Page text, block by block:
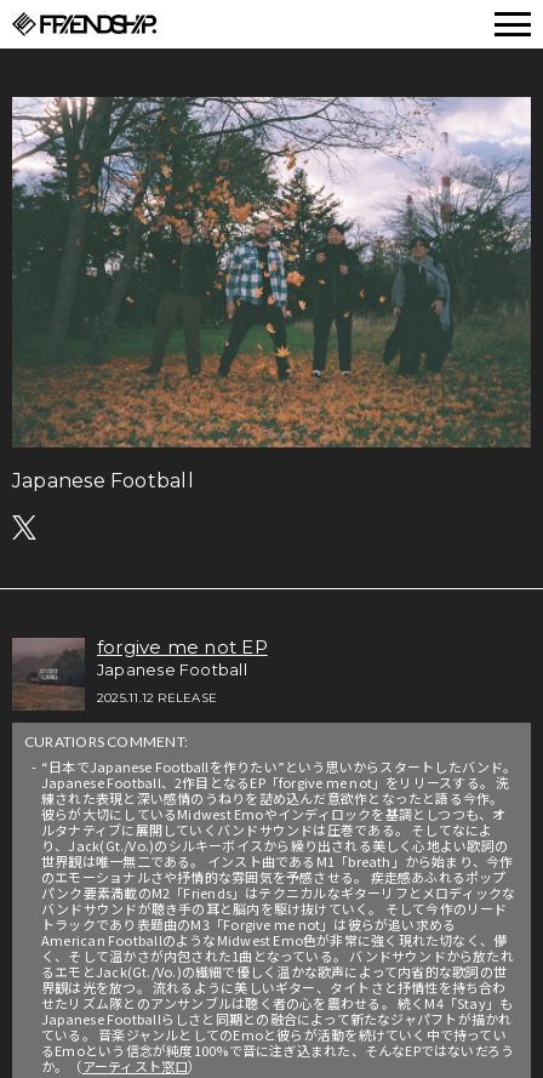
Japanese Football
forgive me not EP
Japanese Football
2025.11.12 RELEASE
CURATIORS COMMENT:
“日本でJapanese Footballを作りたい”という思いからスタートしたバンド。
Japanese Football、2作目となるEP「forgive me not」をリリースする。 洗
練された表現と深い感情のうねりを詰め込んだ意欲作となったと語る今作。
彼らが大切にしているMidwest Emoやインディロックを基調としつつも、オ
ルタナティブに展開していくバンドサウンドは圧巻である。 そしてなによ
り、Jack(Gt./Vo.)のシルキーボイスから繰り出される美しく心地よい歌詞の
世界観は唯一無二である。 インスト曲であるM1「breath」から始まり、今作
のエモーショナルさや抒情的な雰囲気を予感させる。 疾走感あふれるポップ
パンク要素満載のM2「Friends」はテクニカルなギターリフとメロディックな
バンドサウンドが聴き手の耳と脳内を駆け抜けていく。 そして今作のリード
トラックであり表題曲のM3「Forgive me not」は彼らが追い求める
American FootballのようなMidwest Emo色が非常に強く現れた切なく、儚
く、そして温かさが内包された1曲となっている。 バンドサウンドから放たれ
るエモとJack(Gt./Vo.)の繊細で優しく温かな歌声によって内省的な歌詞の世
界観は光を放つ。 流れるように美しいギター、タイトさと抒情性を持ち合わ
せたリズム隊とのアンサンブルは聴く者の心を震わせる。 続くM4「Stay」も
Japanese Footballらしさと同期との融合によって新たなジャパフトが描かれ
ている。 音楽ジャンルとしてのEmoと彼らが活動を続けていく中で持ってい
るEmoという信念が純度100%で音に注ぎ込まれた、そんなEPではないだろう
か。（アーティスト窓口）